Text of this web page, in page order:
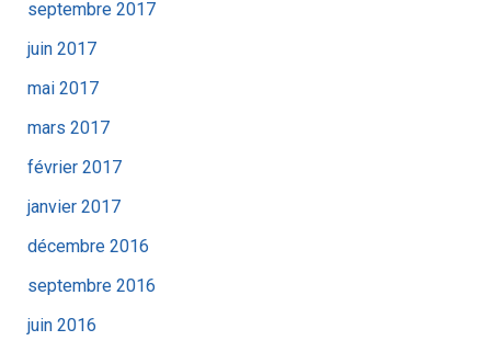
septembre 2017
juin 2017
mai 2017
mars 2017
février 2017
janvier 2017
décembre 2016
septembre 2016
juin 2016